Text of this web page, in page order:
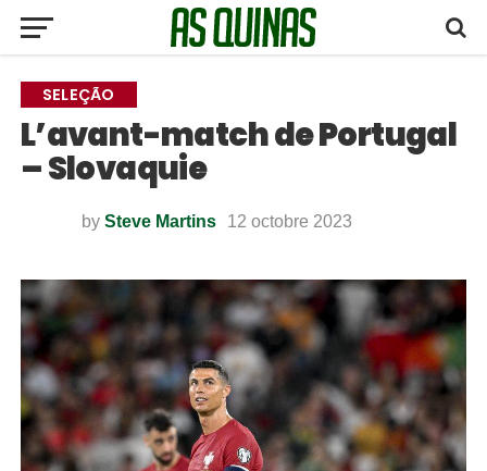
SELEÇÃO
L’avant-match de Portugal
– Slovaquie
by Steve Martins 12 octobre 2023